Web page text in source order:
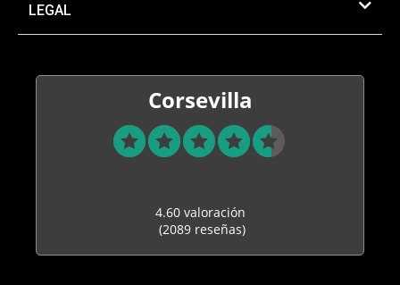
LEGAL
Corsevilla
4.60 valoración
(2089 reseñas)